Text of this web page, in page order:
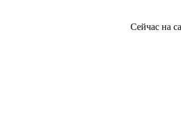
Сейчас на